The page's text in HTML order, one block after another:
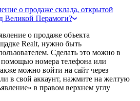
о продаже склада, открытой
Великой Перамоги?
о продаже объекта
Realt, нужно быть
Сделать это можно в
номера телефона или
можно войти на сайт через
в свой аккаунт, нажмите на желтую
в правом верхнем углу